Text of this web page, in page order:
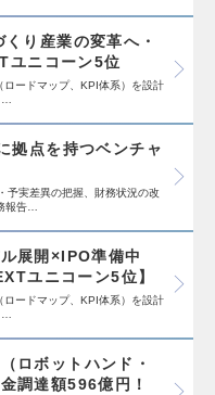
り産業の変革へ・
ユニコーン5位
ードマップ、KPI体系）を設計
拠点を持つベンチャ
予実差異の把握、財務状況の改
報告…
展開×IPO準備中
ユニコーン5位】
ードマップ、KPI体系）を設計
ロボットハンド・
調達額596億円！